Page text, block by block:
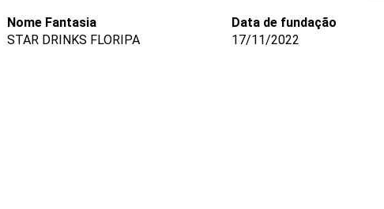
Nome Fantasia
STAR DRINKS FLORIPA
Data de fundação
17/11/2022